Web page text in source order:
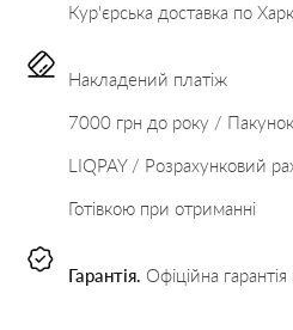
Кур'єрська доставка по
Накладений платіж
7000 грн до року /
LIQPAY / Розрахунковий
Готівкою при отриманні
Гарантія. Офіційна